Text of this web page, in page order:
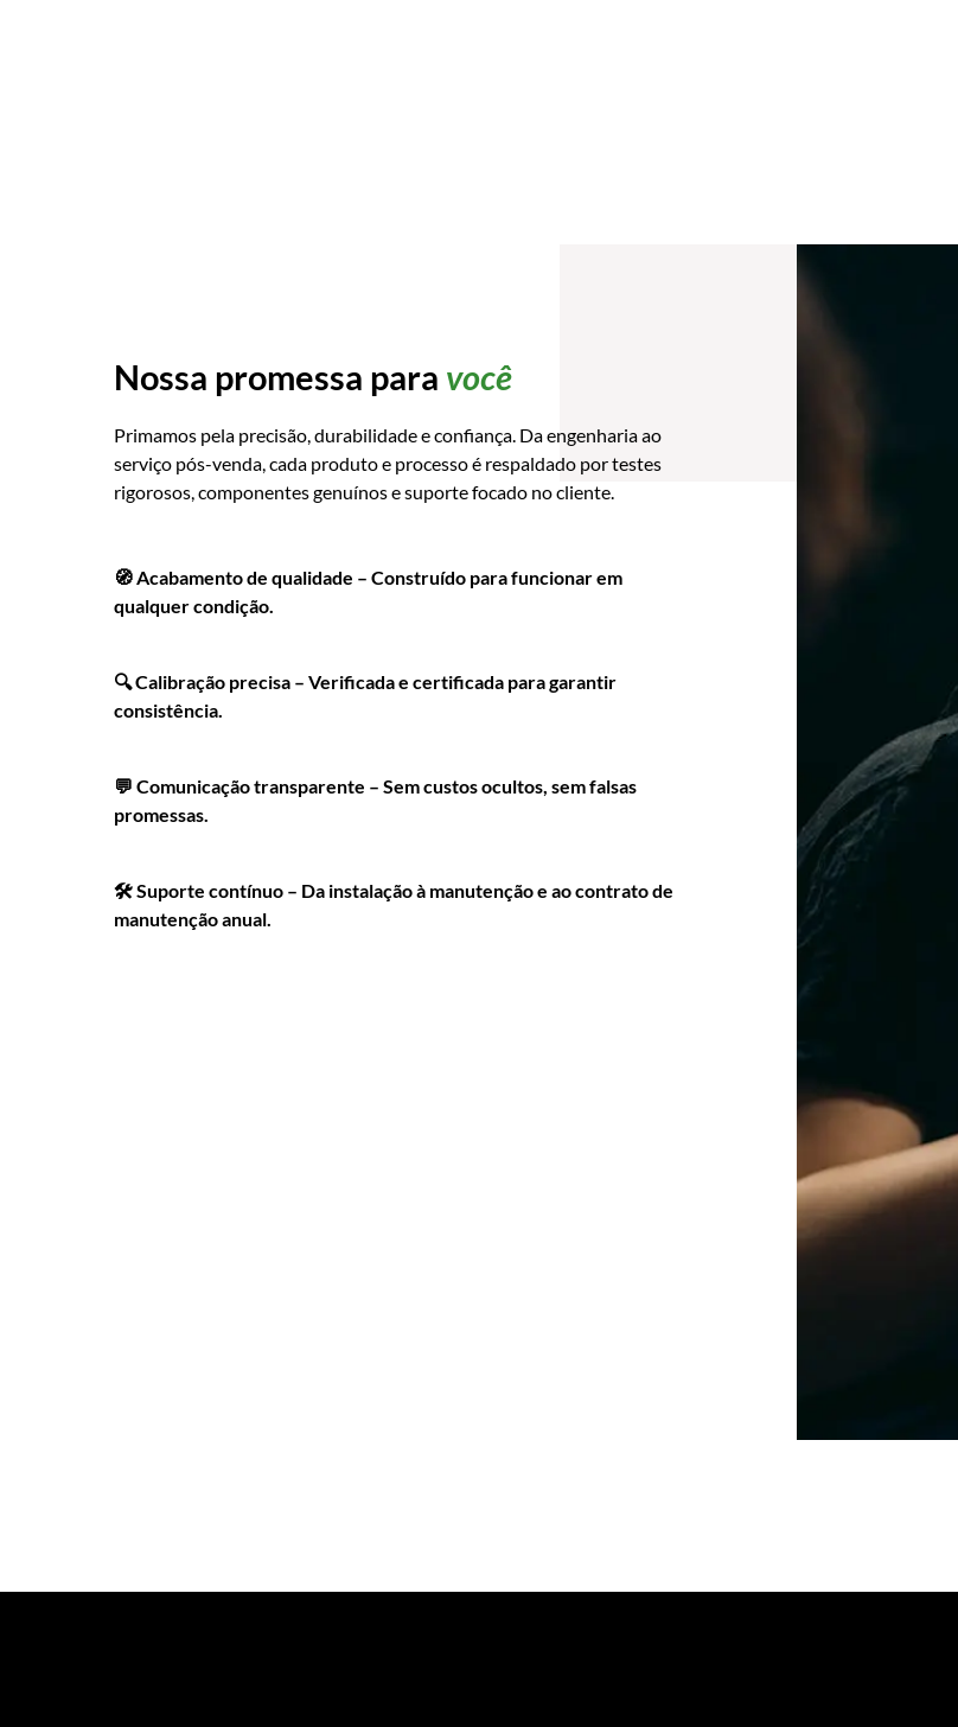
Nossa promessa para você
Primamos pela precisão, durabilidade e confiança. Da engenharia ao
serviço pós-venda, cada produto e processo é respaldado por testes
rigorosos, componentes genuínos e suporte focado no cliente.
🧭 Acabamento de qualidade – Construído para funcionar em
qualquer condição.
🔍 Calibração precisa – Verificada e certificada para garantir
consistência.
💬 Comunicação transparente – Sem custos ocultos, sem falsas
promessas.
🛠️ Suporte contínuo – Da instalação à manutenção e ao contrato de
manutenção anual.